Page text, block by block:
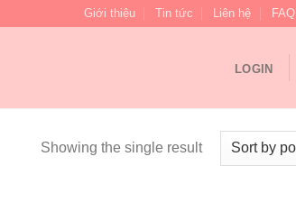
Giới thiệu Tin tức Liên hệ FAQ
LOGIN
Showing the single result